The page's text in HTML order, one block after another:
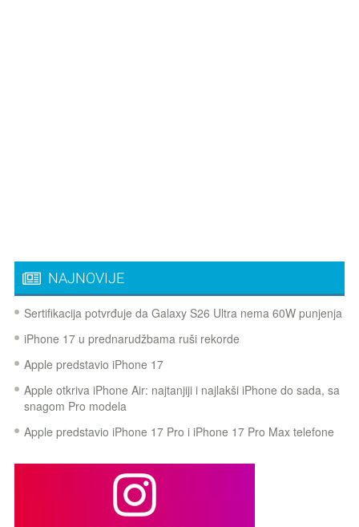
NAJNOVIJE
Sertifikacija potvrđuje da Galaxy S26 Ultra nema 60W punjenja
iPhone 17 u prednarudžbama ruši rekorde
Apple predstavio iPhone 17
Apple otkriva iPhone Air: najtanjiji i najlakši iPhone do sada, sa
snagom Pro modela
Apple predstavio iPhone 17 Pro i iPhone 17 Pro Max telefone